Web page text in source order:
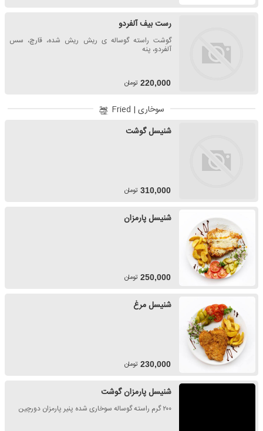
رست بیف آلفردو
گوشت راسته گوساله ی ریش ریش شده، قارچ، سس
آلفردو، پنه
220,000 تومان
سوخاری | Fried
شنیسل گوشت
310,000 تومان
شنیسل پارمزان
250,000 تومان
شنیسل مرغ
230,000 تومان
شنیسل پارمزان گوشت
۲۰۰ گرم راسته گوساله سوخاری شده پنیر پارمزان دورچین